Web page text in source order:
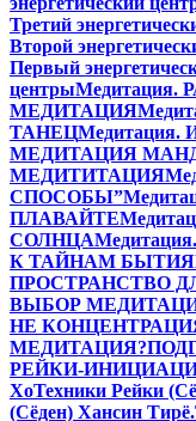
Третий
Второй
Первый
центрыМедитация.
МЕДИТАЦИЯ
ТАНЕЦ
МЕДИТАЦИЯ
МЕДИТИТАЦИЯ
СПОСОБЫ”
ПЛАВАЙТЕ
СОЛНЦА
К ТАЙНАМ БЫТИЯ
ПРОСТРАНСТВО
ВЫБОР
НЕ
МЕДИТАЦИЯ?
РЕЙКИ-
ХоТехники Рейки
(Сёден) Хансин Тирё.